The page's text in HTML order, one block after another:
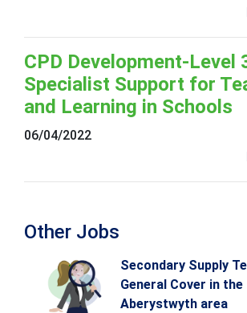
CPD Development-Level
Specialist Support for
and Learning in Schools
06/04/2022
Other Jobs
Secondary Supply
General Cover in the
Aberystwyth area